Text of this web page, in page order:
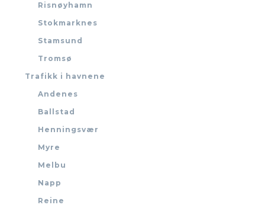
Risnøyhamn
Stokmarknes
Stamsund
Tromsø
Trafikk i havnene
Andenes
Ballstad
Henningsvær
Myre
Melbu
Napp
Reine